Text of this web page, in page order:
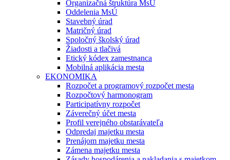
Organizačná štruktúra MsÚ
Oddelenia MsÚ
Stavebný úrad
Matričný úrad
Spoločný školský úrad
Žiadosti a tlačivá
Etický kódex zamestnanca
Mobilná aplikácia mesta
EKONOMIKA
Rozpočet a programový rozpočet mesta
Rozpočtový harmonogram
Participatívny rozpočet
Záverečný účet mesta
Profil verejného obstarávateľa
Odpredaj majetku mesta
Prenájom majetku mesta
Zámena majetku mesta